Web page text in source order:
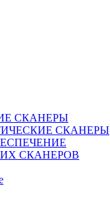
СКАНЕРЫ
СКАНЕРЫ
СКАНЕРОВ